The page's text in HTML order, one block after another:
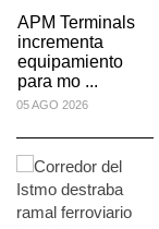
APM Terminals
incrementa
equipamiento
para mo ...
05 AGO 2026